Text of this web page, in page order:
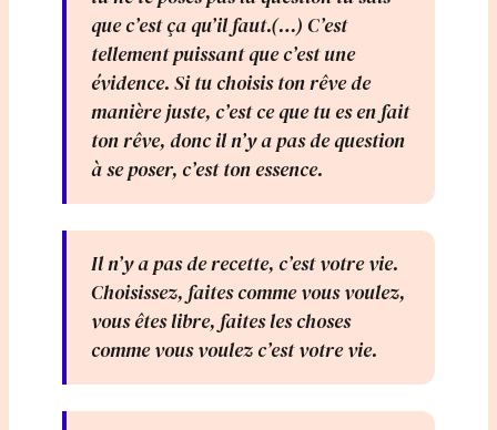
que c’est ça qu’il faut.(…) C’est
tellement puissant que c’est une
évidence. Si tu choisis ton rêve de
manière juste, c’est ce que tu es en fait
ton rêve, donc il n’y a pas de question
à se poser, c’est ton essence.
Il n’y a pas de recette, c’est votre vie.
Choisissez, faites comme vous voulez,
vous êtes libre, faites les choses
comme vous voulez c’est votre vie.